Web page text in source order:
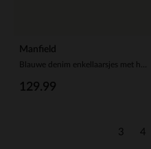
Manfield
129.99
3 4